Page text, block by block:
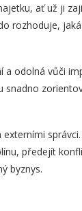
ať už ji
rozhoduje,
odolná vůči
předejít
byznys.